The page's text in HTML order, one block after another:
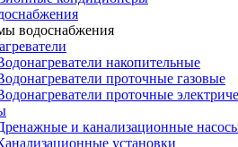
водоснабжения
накопительные
проточные газовые
проточные
и канализационные
установки